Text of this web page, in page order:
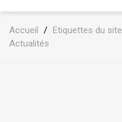
Accueil / Etiquettes du site
Actualités